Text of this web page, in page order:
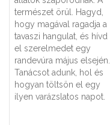
természet örül. Hagyd,
hogy magával ragadja a
tavaszi hangulat, és hívd
el szerelmedet egy
randevúra május elsején.
Tanácsot adunk, hol és
hogyan töltsön el egy
ilyen varázslatos napot.